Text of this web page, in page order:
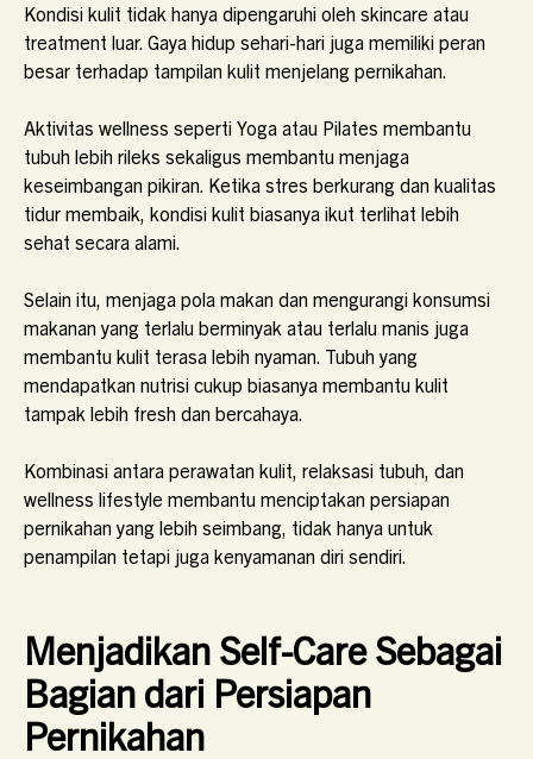
Kondisi kulit tidak hanya dipengaruhi oleh skincare atau
treatment luar. Gaya hidup sehari-hari juga memiliki peran
besar terhadap tampilan kulit menjelang pernikahan.
Aktivitas wellness seperti Yoga atau Pilates membantu
tubuh lebih rileks sekaligus membantu menjaga
keseimbangan pikiran. Ketika stres berkurang dan kualitas
tidur membaik, kondisi kulit biasanya ikut terlihat lebih
sehat secara alami.
Selain itu, menjaga pola makan dan mengurangi konsumsi
makanan yang terlalu berminyak atau terlalu manis juga
membantu kulit terasa lebih nyaman. Tubuh yang
mendapatkan nutrisi cukup biasanya membantu kulit
tampak lebih fresh dan bercahaya.
Kombinasi antara perawatan kulit, relaksasi tubuh, dan
wellness lifestyle membantu menciptakan persiapan
pernikahan yang lebih seimbang, tidak hanya untuk
penampilan tetapi juga kenyamanan diri sendiri.
Menjadikan Self-Care Sebagai
Bagian dari Persiapan
Pernikahan